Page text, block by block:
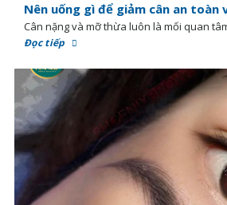
Nên uống gì để giảm cân an toàn
Cân nặng và mỡ thừa luôn là mối quan
Đọc tiếp